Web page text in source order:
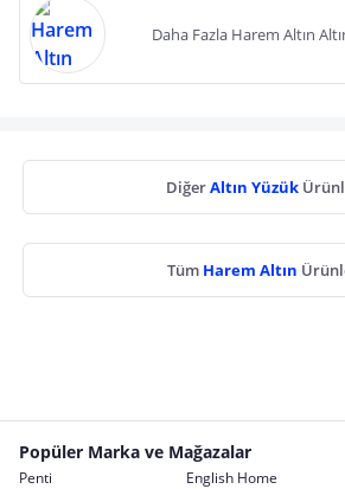
Daha Fazla Harem Altın
DiğerAltın Yüzük
Tüm Harem Altın
Popüler Marka ve Mağazalar
Penti English Home